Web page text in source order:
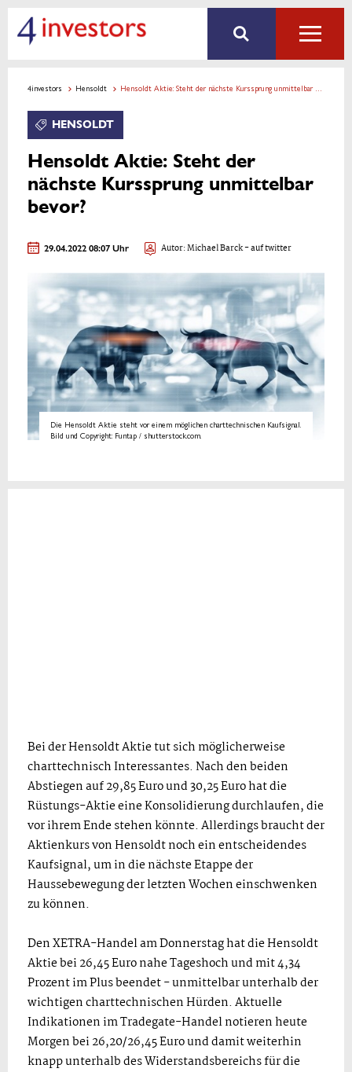
4investors Hensoldt Hensoldt Aktie: Steht der nächste Kurssprung unmittelbar bevor?
HENSOLDT
Hensoldt Aktie: Steht der
nächste Kurssprung unmittelbar
bevor?
29.04.2022 08:07 Uhr Autor:Michael Barck- auf twitter
Die Hensoldt Aktie steht vor einem möglichen charttechnischen Kaufsignal.
Bild und Copyright: Funtap / shutterstock.com.
Bei der Hensoldt Aktie tut sich möglicherweise
charttechnisch Interessantes. Nach den beiden
Abstiegen auf 29,85 Euro und 30,25 Euro hat die
Rüstungs-Aktie eine Konsolidierung durchlaufen, die
vor ihrem Ende stehen könnte. Allerdings braucht der
Aktienkurs von Hensoldt noch ein entscheidendes
Kaufsignal, um in die nächste Etappe der
Haussebewegung der letzten Wochen einschwenken
zu können.
Den XETRA-Handel am Donnerstag hat die Hensoldt
Aktie bei 26,45 Euro nahe Tageshoch und mit 4,34
Prozent im Plus beendet - unmittelbar unterhalb der
wichtigen charttechnischen Hürden. Aktuelle
Indikationen im Tradegate-Handel notieren heute
Morgen bei 26,20/26,45 Euro und damit weiterhin
knapp unterhalb des Widerstandsbereichs für die